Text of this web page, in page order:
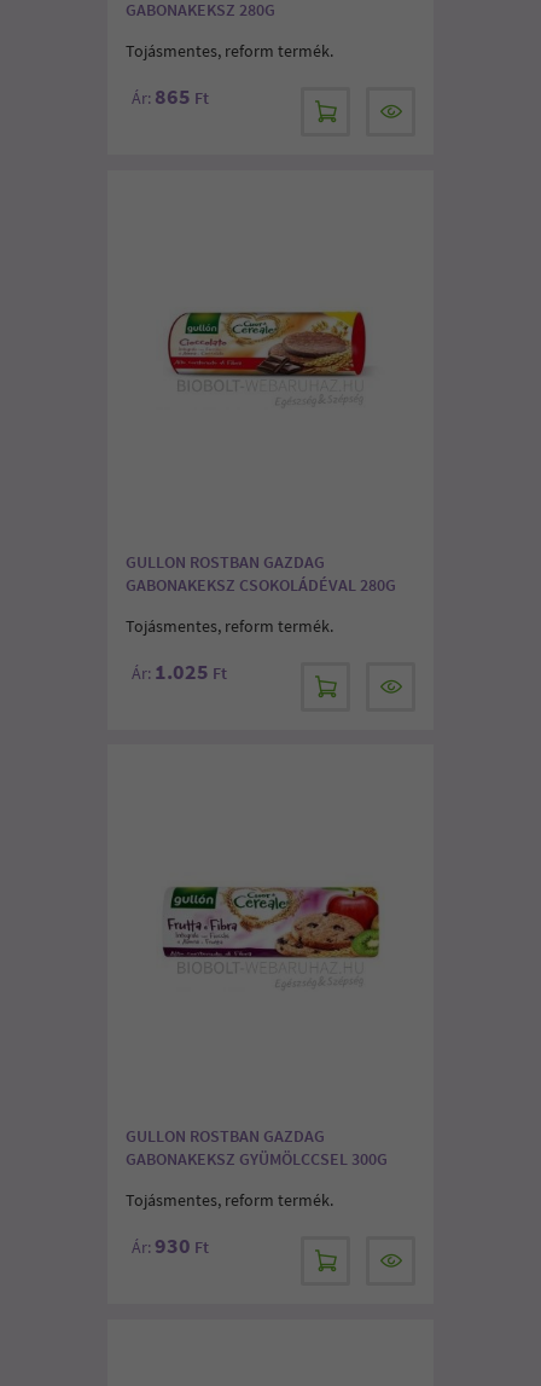
GABONAKEKSZ 280G
Tojásmentes, reform termék.
Ár: 865 Ft
GULLON ROSTBAN GAZDAG
GABONAKEKSZ CSOKOLÁDÉVAL 280G
Tojásmentes, reform termék.
Ár: 1.025 Ft
GULLON ROSTBAN GAZDAG
GABONAKEKSZ GYÜMÖLCCSEL 300G
Tojásmentes, reform termék.
Ár: 930 Ft